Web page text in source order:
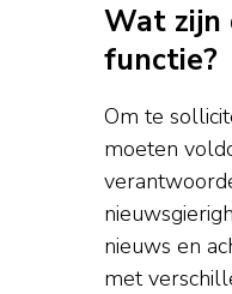
Wat zijn
functie?
Om te
moeten
nieuws en
met